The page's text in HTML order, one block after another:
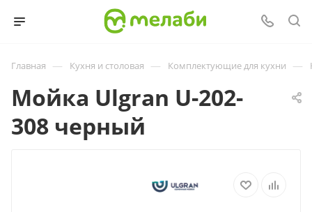
Главная — Кухня и столовая — Комплектующие для кухни —
Мойка Ulgran U-202-
308 черный